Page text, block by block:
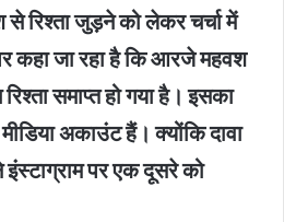
रिश्ता जुड़ने को लेकर चर्चा में
कहा जा रहा है कि आरजे महवश
समाप्त हो गया है। इसका
अकाउंट हैं। क्योंकि दावा
इंस्टाग्राम पर एक दूसरे को